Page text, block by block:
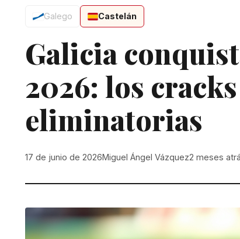
Galego Castelán
Galicia
2026: los
eliminatorias
17 de junio de 2026Miguel Ángel Vázquez2 meses